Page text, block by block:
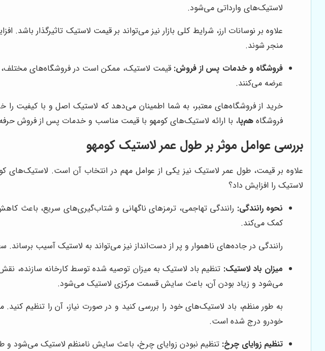
لاستیک‌های وارداتی می‌شود.
علاوه بر نوسانات ارز، شرایط کلی بازار نیز می‌تواند بر قیمت لاستیک تاثیرگذار
منجر شوند.
فروشگاه و خدمات پس از فروش: قیمت لاستیک، ممکن است در فروشگاه‌های مختلف،
عرضه می‌کنند.
خرید از فروشگاه‌های معتبر، به شما اطمینان می‌دهد که لاستیک اصل و با کیفیت
فروشگاه هم‌پا، با ارائه لاستیک‌های کومهو با قیمت مناسب و خدمات پس از فروش
بررسی عوامل موثر بر طول عمر لاستیک کومهو
علاوه بر قیمت، طول عمر لاستیک نیز یکی از عوامل مهم در انتخاب آن است. لاستیک‌های
لاستیک را افزایش داد؟
نحوه رانندگی: رانندگی تهاجمی، ترمزهای ناگهانی و شتاب‌گیری‌های سریع، باعث
کمک می‌کند.
رانندگی در جاده‌های ناهموار و پر از دست‌انداز نیز می‌تواند به لاستیک آسیب
میزان باد لاستیک: تنظیم باد لاستیک به میزان توصیه شده توسط کارخانه سازنده،
می‌شود و زیاد بودن آن، باعث سایش قسمت مرکزی لاستیک می‌شود.
به طور منظم، باد لاستیک‌های خود را بررسی کنید و در صورت نیاز، آن را تنظیم
خودرو درج شده است.
تنظیم زوایای چرخ: تنظیم نبودن زوایای چرخ، باعث سایش نامنظم لاستیک می‌شود و